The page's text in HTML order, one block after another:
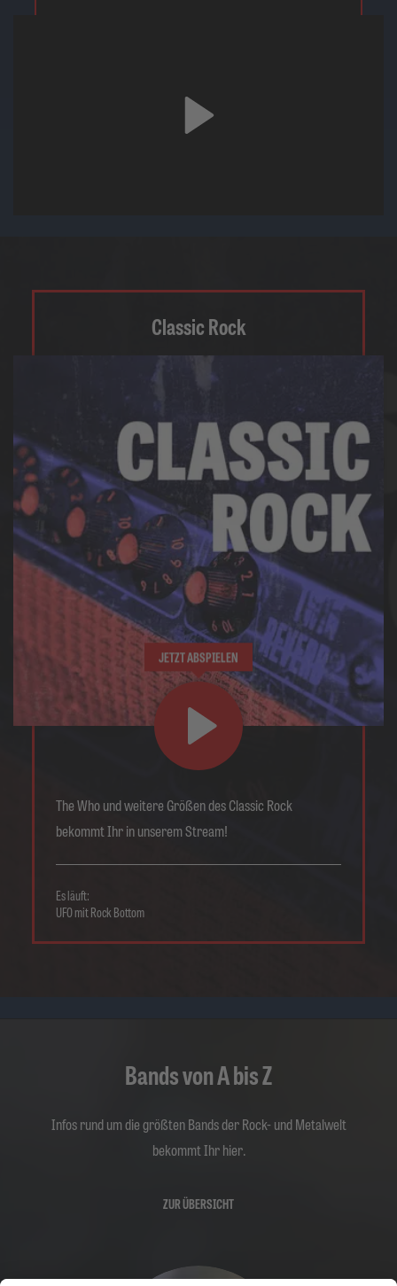
Classic Rock
JETZT ABSPIELEN
The Who und weitere Größen des Classic Rock
bekommt Ihr in unserem Stream!
Es läuft:
UFO mit Rock Bottom
Bands von A bis Z
Infos rund um die größten Bands der Rock- und Metalwelt
bekommt Ihr hier.
ZUR ÜBERSICHT